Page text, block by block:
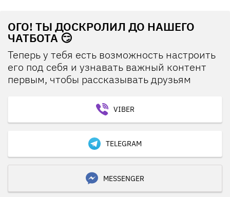
ОГО! ТЫ ДОСКРОЛИЛ ДО НАШЕГО
ЧАТБОТА 😏
Теперь у тебя есть возможность настроить
его под себя и узнавать важный контент
первым, чтобы рассказывать друзьям
VIBER
TELEGRAM
MESSENGER